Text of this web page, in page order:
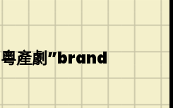
產劇”brand